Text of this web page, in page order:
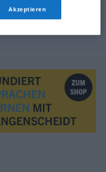
erwerben
Akzeptieren